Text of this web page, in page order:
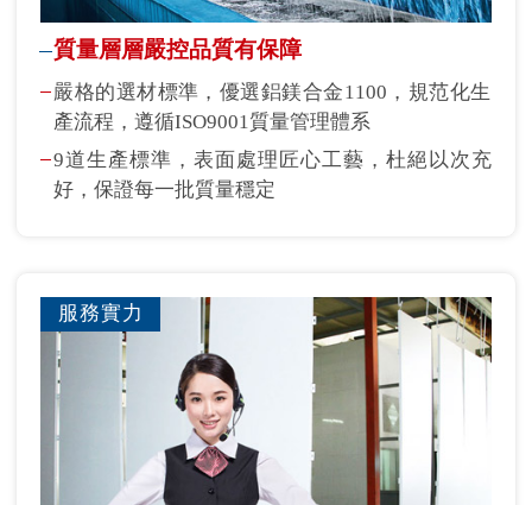
質量層層嚴控品質有保障
嚴格的選材標準，優選鋁鎂合金1100，規范化生
產流程，遵循ISO9001質量管理體系
9道生產標準，表面處理匠心工藝，杜絕以次充
好，保證每一批質量穩定
服務實力